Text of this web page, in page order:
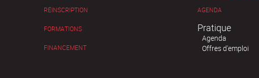
RÉINSCRIPTION
FORMATIONS
FINANCEMENT
AGENDA
Pratique
Agenda
Offres d'emploi